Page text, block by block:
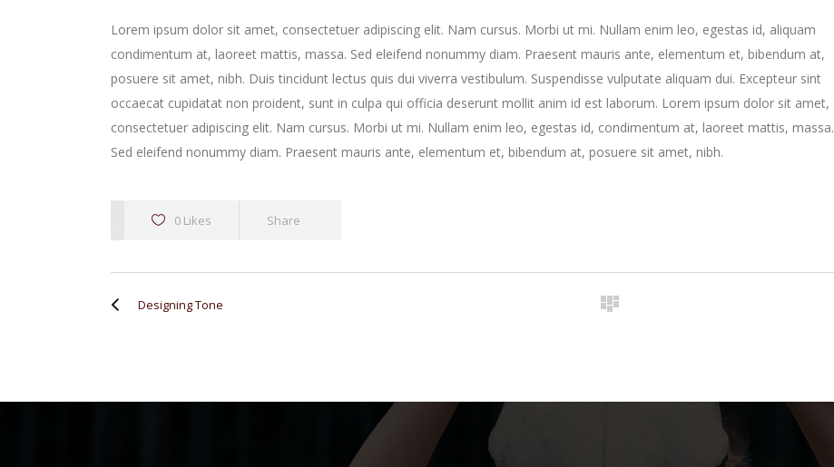
Lorem ipsum dolor sit amet, consectetuer adipiscing elit. Nam cursus. Morbi ut mi. Nullam enim leo, egestas id, aliquam
condimentum at, laoreet mattis, massa. Sed eleifend nonummy diam. Praesent mauris ante, elementum et, bibendum at,
posuere sit amet, nibh. Duis tincidunt lectus quis dui viverra vestibulum. Suspendisse vulputate aliquam dui. Excepteur sint
occaecat cupidatat non proident, sunt in culpa qui officia deserunt mollit anim id est laborum. Lorem ipsum dolor sit amet,
consectetuer adipiscing elit. Nam cursus. Morbi ut mi. Nullam enim leo, egestas id, condimentum at, laoreet mattis, massa.
Sed eleifend nonummy diam. Praesent mauris ante, elementum et, bibendum at, posuere sit amet, nibh.
0 Likes Share
Designing Tone